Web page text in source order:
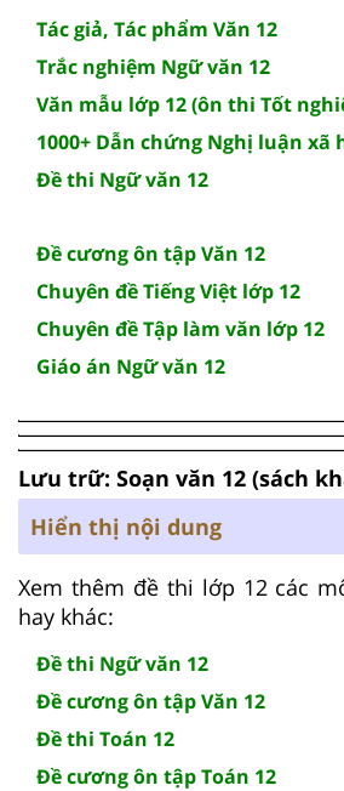
Tác giả, Tác phẩm Văn 12
Trắc nghiệm Ngữ văn 12
Văn mẫu lớp 12 (ôn thi Tốt
1000+ Dẫn chứng Nghị luận xã
Đề thi Ngữ văn 12
Đề cương ôn tập Văn 12
Chuyên đề Tiếng Việt lớp 12
Chuyên đề Tập làm văn lớp 12
Giáo án Ngữ văn 12
Lưu trữ: Soạn văn 12 (sách
Hiển thị nội dung
Xem thêm đề thi lớp 12 các
hay khác:
Đề thi Ngữ văn 12
Đề cương ôn tập Văn 12
Đề thi Toán 12
Đề cương ôn tập Toán 12